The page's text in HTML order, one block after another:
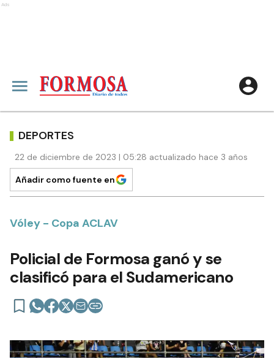
Ads
DEPORTES
22 de diciembre de 2023 | 05:28 actualizado hace 3 años
Añadir como fuente en
Vóley - Copa ACLAV
Policial de Formosa ganó y se
clasificó para el Sudamericano